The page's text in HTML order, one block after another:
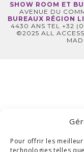
Pour offrir les
technologies telles
SHOW ROOM ET
AVENUE DU
BUREAUX RÉGION
4430 ANS TEL +32
©2025 ALL